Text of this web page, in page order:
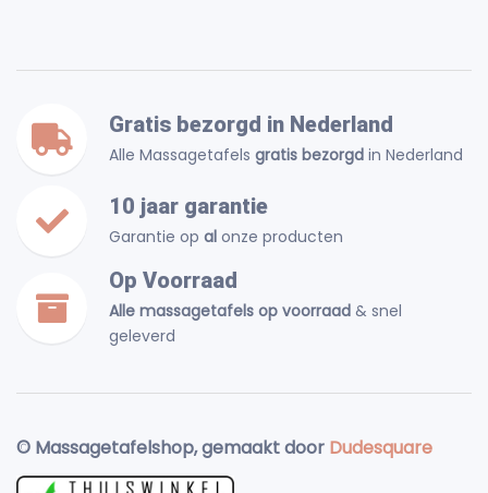
Gratis bezorgd in Nederland
Alle Massagetafels gratis bezorgd in Nederland
10 jaar garantie
Garantie op al onze producten
Op Voorraad
Alle massagetafels op voorraad & snel
geleverd
© Massagetafelshop, gemaakt door Dudesquare